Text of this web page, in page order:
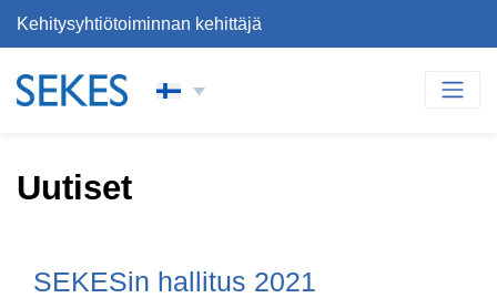
Kehitysyhtiötoiminnan kehittäjä
PÄÄVALIKKO
Uutiset
SEKESin hallitus 2021